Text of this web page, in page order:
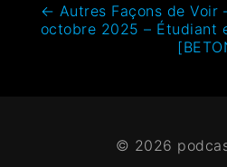
← Autres Façons de Voir
octobre 2025 – Étudiant
© 2026